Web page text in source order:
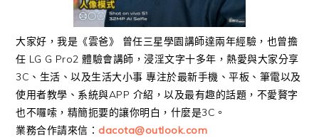
大家好，我是《雲爸》 曾任三星學園講師達兩年經驗，也曾擔
任 LG G Pro2 體驗會講師，浸淫文字十多年，熱愛與大家分享
3C、生活、以及生活大小事 專注於最新手機、平板、筆電以及
使用者教學、系統與APP 介紹，以及最有趣的話題，不愛贅字
也不囉嗦，精簡扼要的讓你明白，什麼是3C。
業務合作請來信： dacota@outlook.com